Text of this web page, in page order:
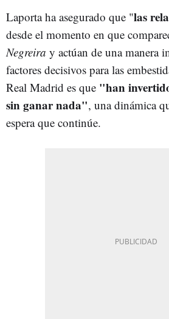
Laporta ha asegurado que "las
desde el momento en que
Negreira y actúan de una manera
factores decisivos para las
Real Madrid es que "han
sin ganar nada", una dinámica
espera que continúe.